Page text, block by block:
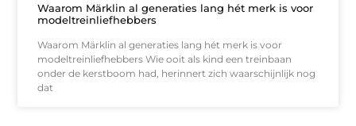
Waarom Märklin al generaties lang hét merk is voor
modeltreinliefhebbers
Waarom Märklin al generaties lang hét merk is voor
modeltreinliefhebbers Wie ooit als kind een treinbaan
onder de kerstboom had, herinnert zich waarschijnlijk nog
dat